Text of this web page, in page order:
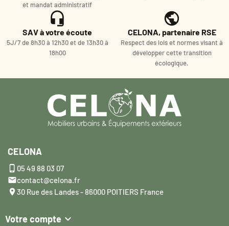
et mandat administratif
SAV à votre écoute
5J/7 de 8h30 à 12h30 et de 13h30 à
18h00
CELONA, partenaire RSE
Respect des lois et normes visant à
développer cette transition
écologique.
CELONA
 05 49 88 03 07
contact@celona.fr
30 Rue des Landes - 86000 POITIERS France
Votre compte 